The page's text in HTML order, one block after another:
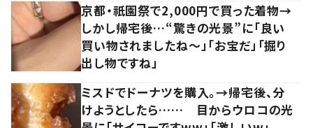
京都・祇園祭で2,000円で買った着物→
しかし帰宅後…“驚きの光景”に「良い
買い物されましたね～」「お宝だ」「掘り
出し物ですね」
ミスドでドーナツを購入。→帰宅後、分
けようとしたら…… 目からウロコの光